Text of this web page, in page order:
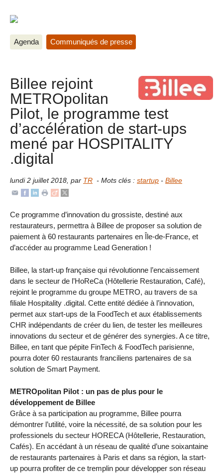
Agenda Communiqués de presse
Billee rejoint
METROpolitan
Pilot, le programme test
d’accélération de start-ups
mené par HOSPITALITY
.digital
lundi 2 juillet 2018, par TR - Mots clés : startup - Billee
Ce programme d’innovation du grossiste, destiné aux
restaurateurs, permettra à Billee de proposer sa solution de
paiement à 60 restaurants partenaires en Île-de-France, et
d’accéder au programme Lead Generation !
Billee, la start-up française qui révolutionne l’encaissement
dans le secteur de l’HoReCa (Hôtellerie Restauration, Café),
rejoint le programme du groupe METRO, au travers de sa
filiale Hospitality .digital. Cette entité dédiée à l’innovation,
permet aux start-ups de la FoodTech et aux établissements
CHR indépendants de créer du lien, de tester les meilleures
innovations du secteur et de générer des synergies. A ce titre,
Billee, en tant que pépite FinTech & FoodTech parisienne,
pourra doter 60 restaurants franciliens partenaires de sa
solution de Smart Payment.
METROpolitan Pilot : un pas de plus pour le
développement de Billee
Grâce à sa participation au programme, Billee pourra
démontrer l’utilité, voire la nécessité, de sa solution pour les
professionels du secteur HORECA (Hôtellerie, Restauration,
Cafés). En accédant à un réseau de qualité d’une soixantaine
de restaurants partenaires à Paris et dans sa région, la start-
up pourra profiter de ce tremplin pour développer son réseau